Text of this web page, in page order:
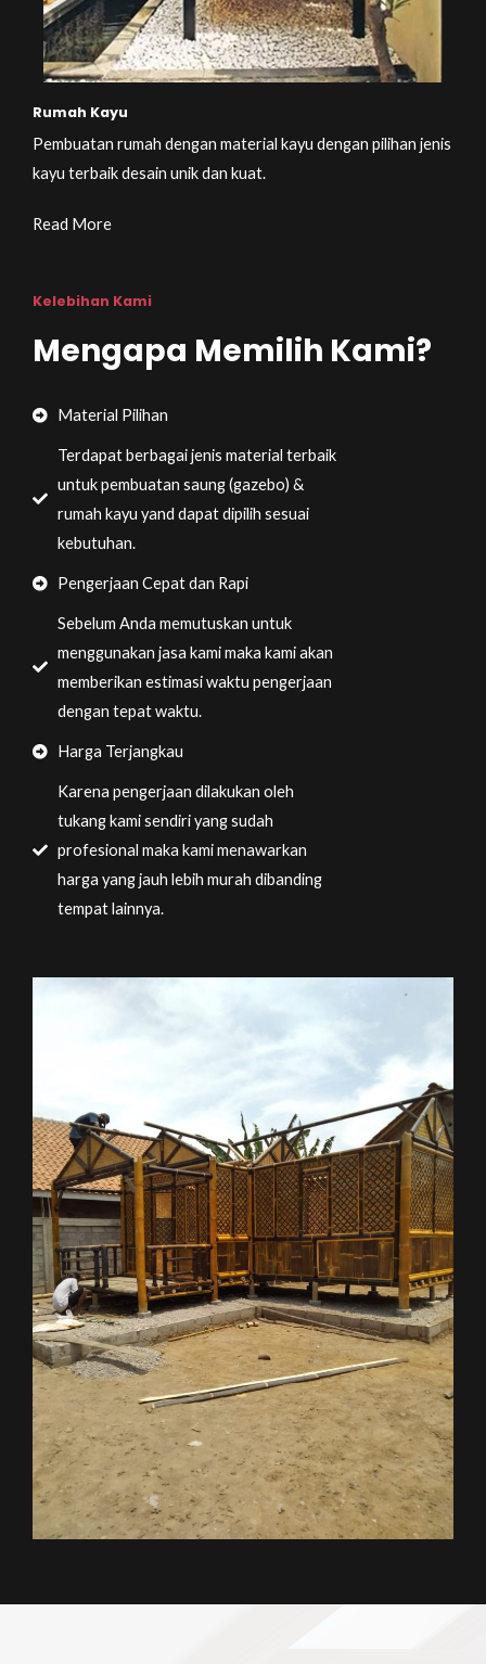
Rumah Kayu
Pembuatan rumah dengan material kayu dengan pilihan jenis
kayu terbaik desain unik dan kuat.
Read More
Kelebihan Kami
Mengapa Memilih Kami?
Material Pilihan
Terdapat berbagai jenis material terbaik
untuk pembuatan saung (gazebo) &
rumah kayu yand dapat dipilih sesuai
kebutuhan.
Pengerjaan Cepat dan Rapi
Sebelum Anda memutuskan untuk
menggunakan jasa kami maka kami akan
memberikan estimasi waktu pengerjaan
dengan tepat waktu.
Harga Terjangkau
Karena pengerjaan dilakukan oleh
tukang kami sendiri yang sudah
profesional maka kami menawarkan
harga yang jauh lebih murah dibanding
tempat lainnya.